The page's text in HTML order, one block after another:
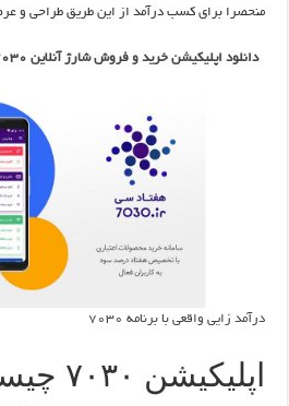
منحصرا برای کسب درآمد از این طریق طراحی و
دانلود اپلیکیشن خرید و فروش شارژ آنلاین ۷۰۳۰
درآمد زایی واقعی با برنامه ۷۰۳۰
اپلیکیشن ۷۰۳۰ چیست؟